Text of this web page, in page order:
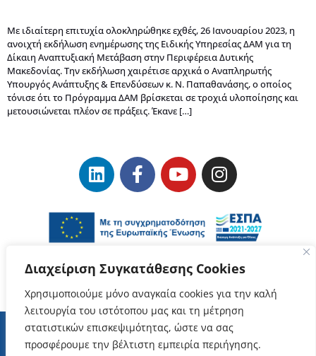
Διαχείριση Συγκατάθεσης Cookies
Χρησιμοποιούμε μόνο αναγκαία cookies για την καλή
λειτουργία του ιστότοπου μας και τη μέτρηση
στατιστικών επισκεψιμότητας, ώστε να σας
προσφέρουμε την βέλτιστη εμπειρία περιήγησης.
Με ιδιαίτερη επιτυχία ολοκληρώθηκε εχθές, 26 Ιανουαρίου 2023, η
ανοιχτή εκδήλωση ενημέρωσης της Ειδικής Υπηρεσίας ΔΑΜ για τη
Δίκαιη Αναπτυξιακή Μετάβαση στην Περιφέρεια Δυτικής
Μακεδονίας. Την εκδήλωση χαιρέτισε αρχικά ο Aναπληρωτής
Υπουργός Ανάπτυξης & Επενδύσεων κ. Ν. Παπαθανάσης, ο οποίος
τόνισε ότι το Πρόγραμμα ΔΑΜ βρίσκεται σε τροχιά υλοποίησης και
μετουσιώνεται πλέον σε πράξεις. Έκανε […]